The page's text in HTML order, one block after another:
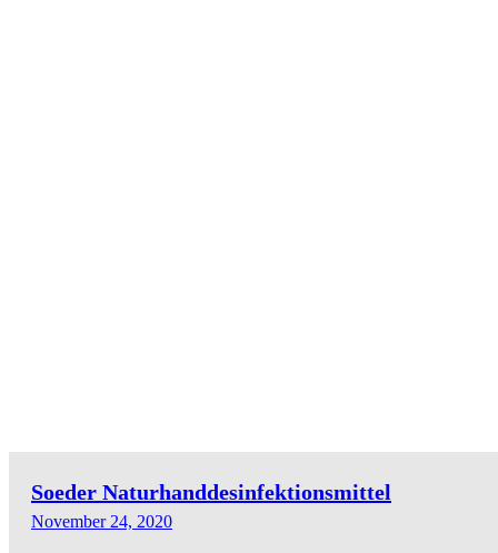
Soeder Naturhanddesinfektionsmittel
November 24, 2020